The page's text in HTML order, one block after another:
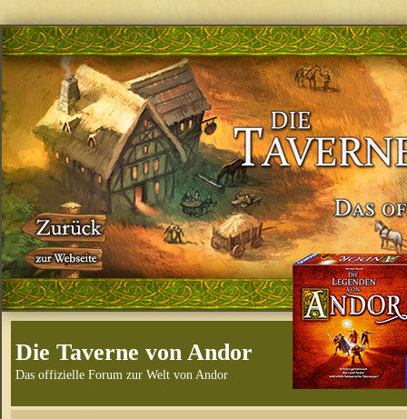
Die Taverne von Andor
Das offizielle Forum zur Welt von Andor